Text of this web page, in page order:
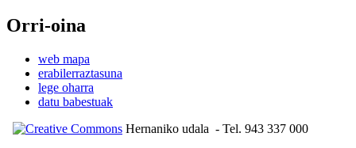
Orri-oina
web mapa
erabilerraztasuna
lege oharra
datu babestuak
Hernaniko udala - Tel. 943 337 000